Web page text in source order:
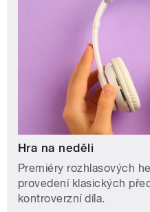
Hra na neděli
Premiéry rozhlasových
provedení klasických
kontroverzní díla.